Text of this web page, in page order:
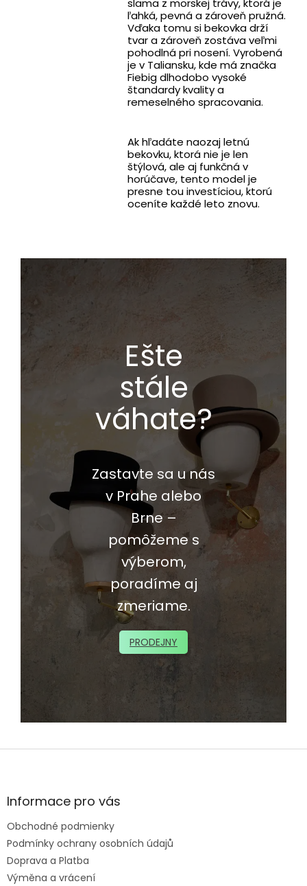
slama z morskej trávy, ktorá je
ľahká, pevná a zároveň pružná.
Vďaka tomu si bekovka drží
tvar a zároveň zostáva veľmi
pohodlná pri nosení. Vyrobená
je v Taliansku, kde má značka
Fiebig dlhodobo vysoké
štandardy kvality a
remeselného spracovania.
Ak hľadáte naozaj letnú
bekovku, ktorá nie je len
štýlová, ale aj funkčná v
horúčave, tento model je
presne tou investíciou, ktorú
oceníte každé leto znovu.
Ešte
stále
váhate?
Zastavte sa u nás
v Prahe alebo
Brne –
pomôžeme s
výberom,
poradíme aj
zmeriame.
PRODEJNY
Z
ä
e
Informace pro vás
Obchodné podmienky
Podmínky ochrany osobních údajů
Doprava a Platba
Výměna a vrácení